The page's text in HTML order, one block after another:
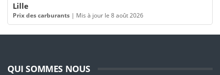
Lille
Prix des carburants | Mis à jour le 8 août 2026
QUI SOMMES NOUS